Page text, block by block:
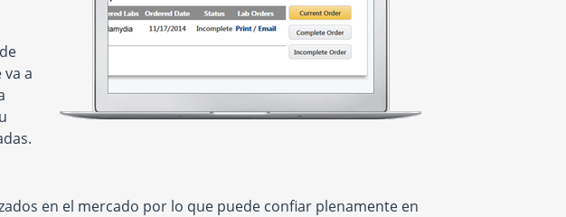
a
en el mercado por lo que puede confiar plenamente en